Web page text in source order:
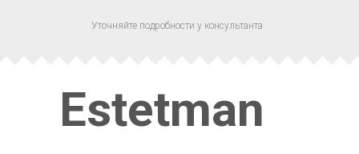
Уточняйте подробности у консультанта
Estetman